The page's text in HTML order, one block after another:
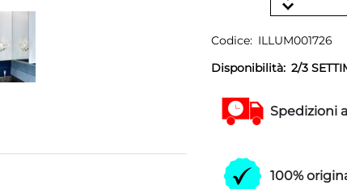
Codice: ILLUM001726
Disponibilità: 2/3
Spedizioni
100%